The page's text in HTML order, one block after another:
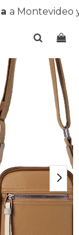
a Montevideo